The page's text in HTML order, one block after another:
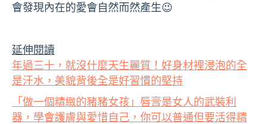
會發現內在的愛會自然而然產生😉
延伸閱讀
年過三十，就沒什麼天生麗質！好身材裡浸泡的全
是汗水，美貌背後全是好習慣的堅持
「做一個精緻的豬豬女孩」唇膏是女人的武裝利
器，學會護膚與愛惜自己，你可以普通但要活得精